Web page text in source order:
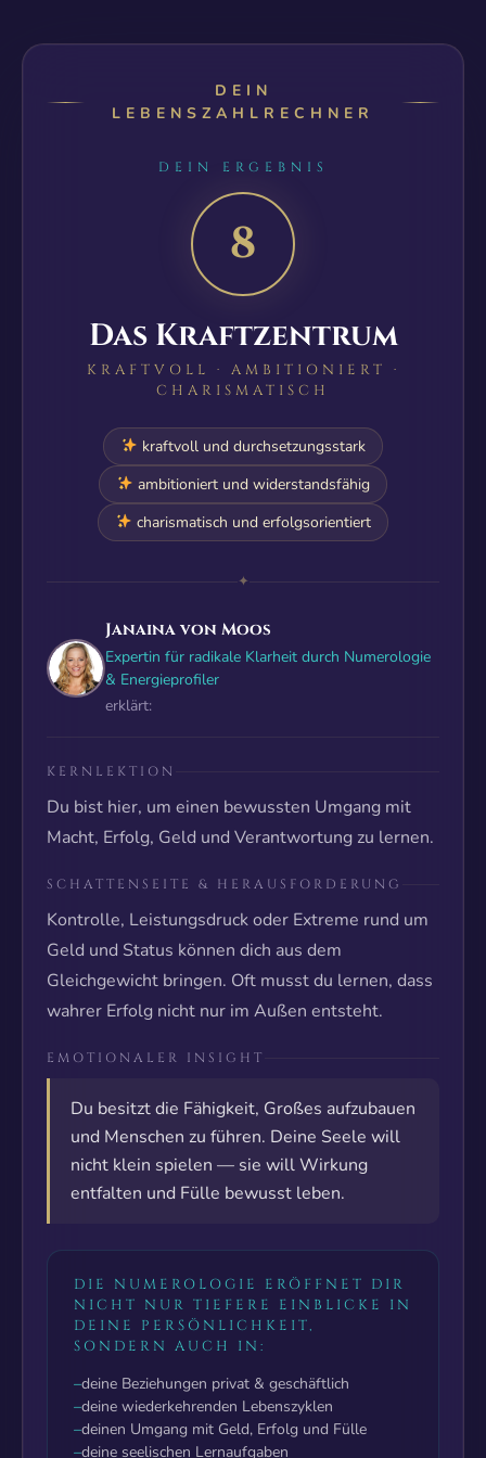
DEIN
LEBENSZAHLRECHNER
DEIN ERGEBNIS
8
Das Kraftzentrum
KRAFTVOLL · AMBITIONIERT ·
CHARISMATISCH
kraftvoll und durchsetzungsstark
ambitioniert und widerstandsfähig
charismatisch und erfolgsorientiert
✦
Janaina von Moos
Expertin für radikale Klarheit durch Numerologie
& Energieprofiler
erklärt:
KERNLEKTION
Du bist hier, um einen bewussten Umgang mit
Macht, Erfolg, Geld und Verantwortung zu lernen.
SCHATTENSEITE & HERAUSFORDERUNG
Kontrolle, Leistungsdruck oder Extreme rund um
Geld und Status können dich aus dem
Gleichgewicht bringen. Oft musst du lernen, dass
wahrer Erfolg nicht nur im Außen entsteht.
EMOTIONALER INSIGHT
Du besitzt die Fähigkeit, Großes aufzubauen
und Menschen zu führen. Deine Seele will
nicht klein spielen — sie will Wirkung
entfalten und Fülle bewusst leben.
DIE NUMEROLOGIE ERÖFFNET DIR
NICHT NUR TIEFERE EINBLICKE IN
DEINE PERSÖNLICHKEIT,
SONDERN AUCH IN:
–deine Beziehungen privat & geschäftlich
–deine wiederkehrenden Lebenszyklen
–deinen Umgang mit Geld, Erfolg und Fülle
–deine seelischen Lernaufgaben